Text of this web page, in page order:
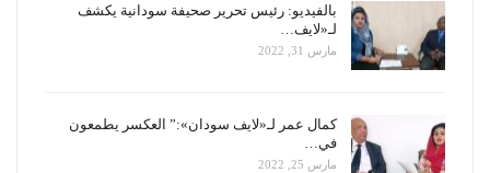
بالفيديو: رئيس تحرير صحيفة سودانية يكشف
لـ«لايف…
مارس 31, 2022
كمال عمر لـ«لايف سودان»:” العكسر يطمعون
في…
مارس 25, 2022